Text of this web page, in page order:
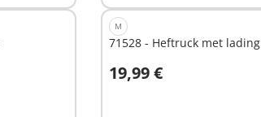
M
71528 - Heftruck met lading
19,99 €
In winkelwagen